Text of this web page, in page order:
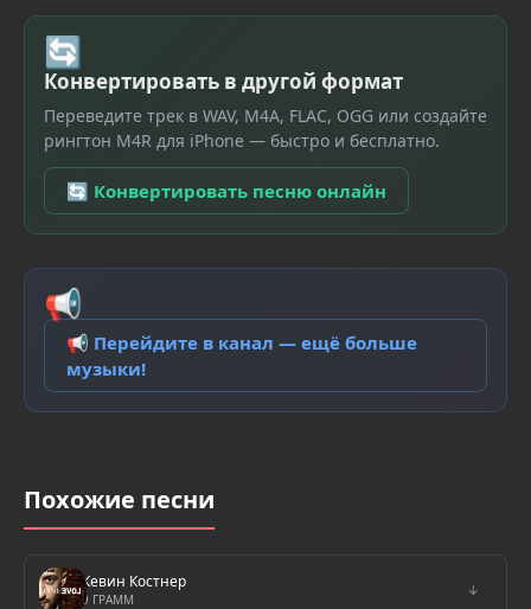
🔄
Конвертировать в другой формат
Переведите трек в WAV, M4A, FLAC, OGG или создайте
рингтон M4R для iPhone — быстро и бесплатно.
🔄 Конвертировать песню онлайн
📢
📢 Перейдите в канал — ещё больше
музыки!
Похожие песни
Кевин Костнер
9 ГРАММ
↓